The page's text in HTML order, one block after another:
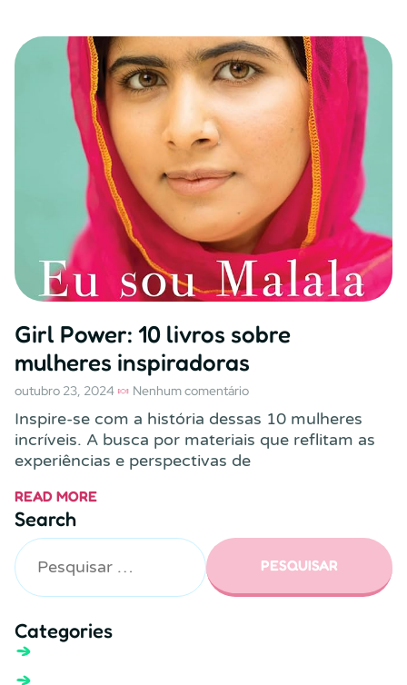
Girl Power: 10 livros sobre
mulheres inspiradoras
outubro 23, 2024 Nenhum comentário
Inspire-se com a história dessas 10 mulheres
incríveis. A busca por materiais que reflitam as
experiências e perspectivas de
READ MORE
Search
Categories